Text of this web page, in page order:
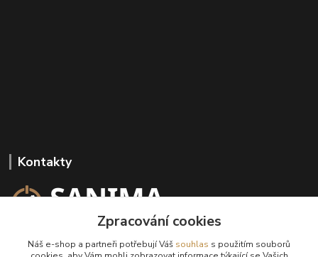
Kontakty
+420 602 647 136
(Po-Pá, 9-18 hod.)
Zpracování cookies
Náš e-shop a partneři potřebují Váš souhlas s použitím souborů